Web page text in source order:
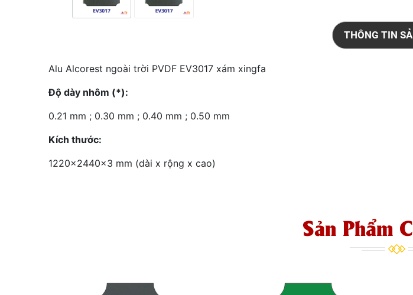
THÔNG TIN
Alu Alcorest ngoài trời PVDF EV3017 xám xingfa
Độ dày nhôm (*):
0.21 mm ; 0.30 mm ; 0.40 mm ; 0.50 mm
Kích thước:
1220x2440x3 mm (dài x rộng x cao)
Sản Phẩm